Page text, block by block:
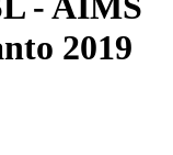
2019